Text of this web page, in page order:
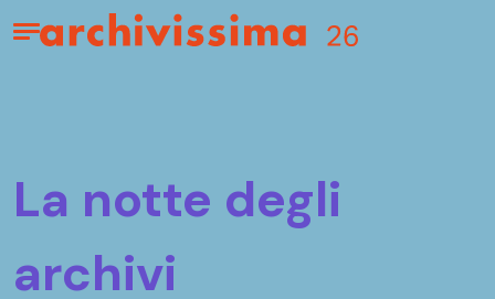
Home page
Apri il menu
la notte degli
archivi